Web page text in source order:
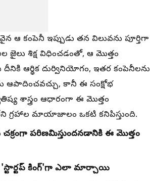
ఆ కంపెనీ ఇప్పుడు తన విలువను పూర్తిగా
జైలు శిక్ష విధించడంతో, ఆ మొత్తం
ఆర్థిక దుర్వినియోగం, ఇతర కంపెనీలను
కానీ ఈ సంక్షోభ
శాస్త్రం ఆధారంగా ఈ మొత్తం
గ్రహాల మాయాజాలం ఒకటి కనిపిస్తుంది.
పరిణమిస్తుందనడానికి ఈ మొత్తం
'స్టార్టప్ కింగ్'గా ఎలా మార్చాయి